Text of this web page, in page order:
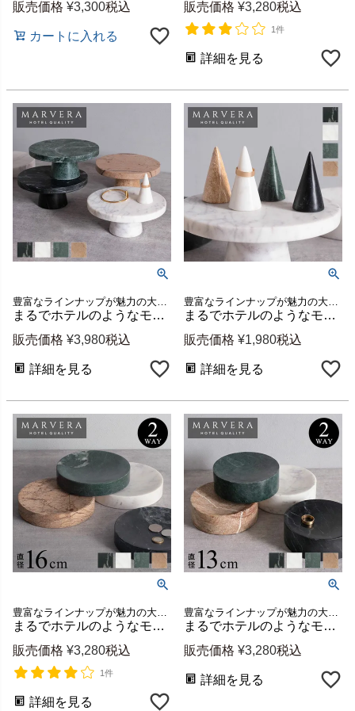
販売価格 ¥3,300税込
カートに入れる
販売価格 ¥3,280税込
1件
詳細を見る
豊富なラインナップが魅力の大理石シリーズ、MARVERA（マーヴェラ）のコンポートトレイ。
まるでホテルのようなモダンで上品な空間に格上げできるシンプルで洗練された天然大理石のコンポートトレイ【MARVERA-マーヴェラ】[34664]
販売価格 ¥3,980税込
詳細を見る
豊富なラインナップが魅力の大理石シリーズ、MARVERA（マーヴェラ）の指輪リングスタンド。
まるでホテルのようなモダンで上品な空間に格上げできるシンプルで洗練された天然大理石の指輪リングスタンド【MARVERA-マーヴェラ】円錐形
販売価格 ¥1,980税込
詳細を見る
豊富なラインナップが魅力の大理石シリーズ、MARVERA（マーヴェラ）の小物入れ円形トレイ直径約16cmロータイプ
まるでホテルのようなモダンで上品な空間に格上げできるシンプルで洗練された天然大理石の小物入れトレイ【MARVERA-マーヴェラ】円形トレー直径約16cm ロータイプ [34659]
販売価格 ¥3,280税込
1件
詳細を見る
豊富なラインナップが魅力の大理石シリーズ、MARVERA（マーヴェラ）の小物入れ円形トレイ直径約13cmハイタイプ
まるでホテルのようなモダンで上品な空間に格上げできるシンプルで洗練された天然大理石の小物入れトレイ【MARVERA-マーヴェラ】円形トレー直径約13cm ハイタイプ [34658]
販売価格 ¥3,280税込
詳細を見る